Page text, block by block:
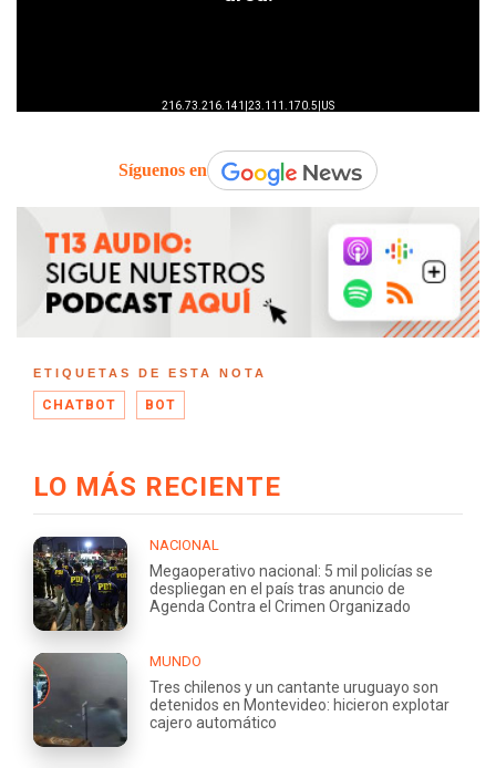
Síguenos en
ETIQUETAS DE ESTA NOTA
CHATBOT BOT
LO MÁS RECIENTE
NACIONAL
Megaoperativo nacional: 5 mil policías se
despliegan en el país tras anuncio de
Agenda Contra el Crimen Organizado
MUNDO
Tres chilenos y un cantante uruguayo son
detenidos en Montevideo: hicieron explotar
cajero automático